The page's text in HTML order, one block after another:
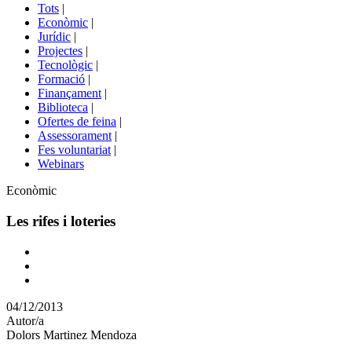
portals
Tots |
Econòmic |
Jurídic |
Projectes |
Tecnològic |
Formació |
Finançament |
Biblioteca |
Ofertes de feina |
Assessorament |
Fes voluntariat |
Webinars
Àmbit
Econòmic
Les rifes i loteries
Comparteix
altres
xarxes
socials
04/12/2013
Autor/a
Dolors Martinez Mendoza